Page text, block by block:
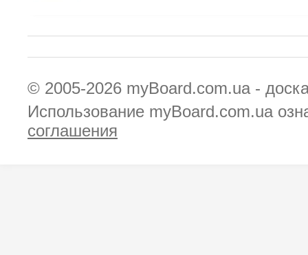
© 2005-2026 myBoard.com.ua -
Использование myBoard.com.ua
соглашения